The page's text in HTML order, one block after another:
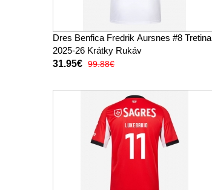
Dres Benfica Fredrik Aursnes #8 Tretina
2025-26 Krátky Rukáv
31.95€ 99.88€